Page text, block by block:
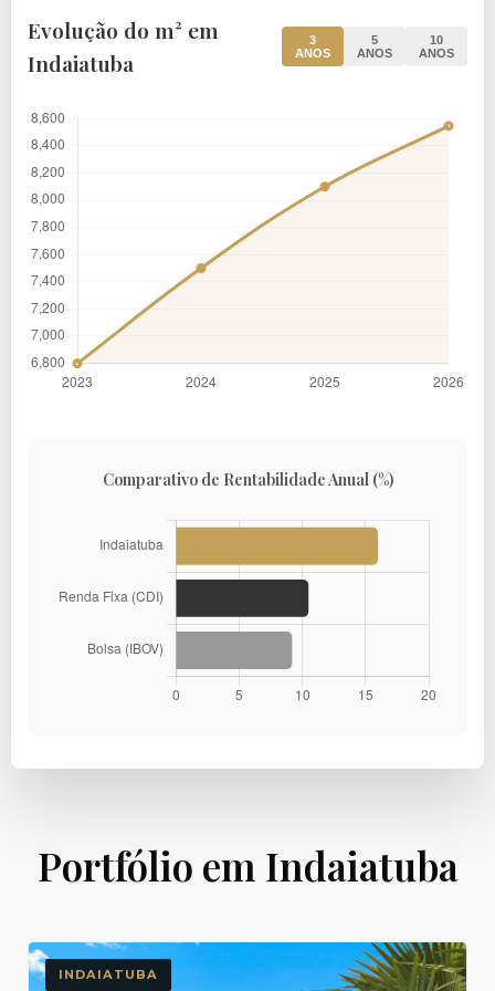
Evolução do m² em
Indaiatuba
3
ANOS
5
ANOS
10
ANOS
Comparativo de Rentabilidade Anual (%)
Portfólio em Indaiatuba
INDAIATUBA